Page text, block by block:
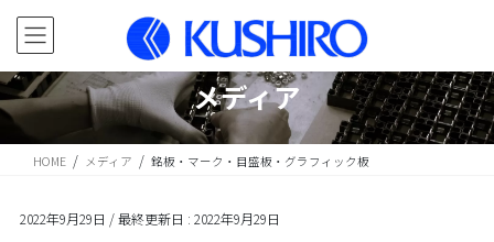
ン
ツ
に
移
ー
シ
ョ
ン
メディア
HOME メディア 銘板・マーク・目盛板・グラフィック板
2022年9月29日 / 最終更新日 : 2022年9月29日